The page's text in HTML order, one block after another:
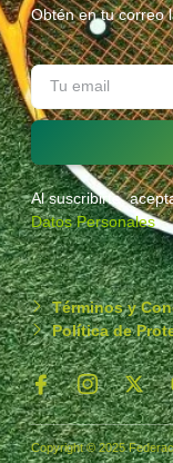
Obtén en tu correo
Al suscribirte,
Datos Personales.
Términos y
Política de
Copyright © 2025